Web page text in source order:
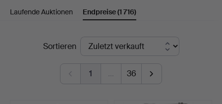
Auktionsverk
Laufende Auktionen Endpreise(1 716)
EndpreiseSortieren
1 … 36